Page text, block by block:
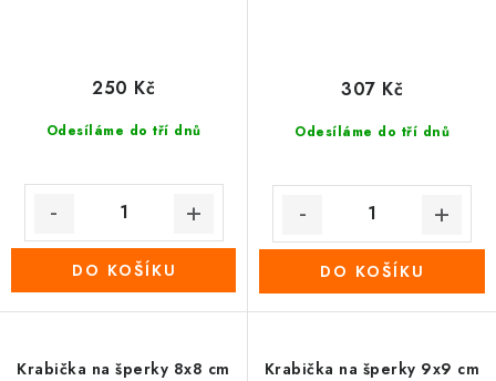
Odesíláme do tří dnů
250 Kč
DO KOŠÍKU
Odesíláme do tří dnů
307 Kč
DO KOŠÍKU
Krabička na šperky 8x8 cm Krabička na šperky 9x9 cm